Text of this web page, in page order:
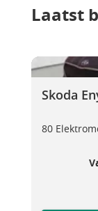
Laatst
Skoda Enyaq iV
Skoda
80